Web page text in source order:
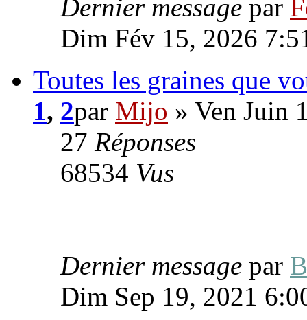
Dernier message par
Dim Fév 15, 2026
Toutes les graines que
1, 2par Mijo » Ven Juin
27 Réponses
68534 Vus
Dernier message par
Dim Sep 19, 2021